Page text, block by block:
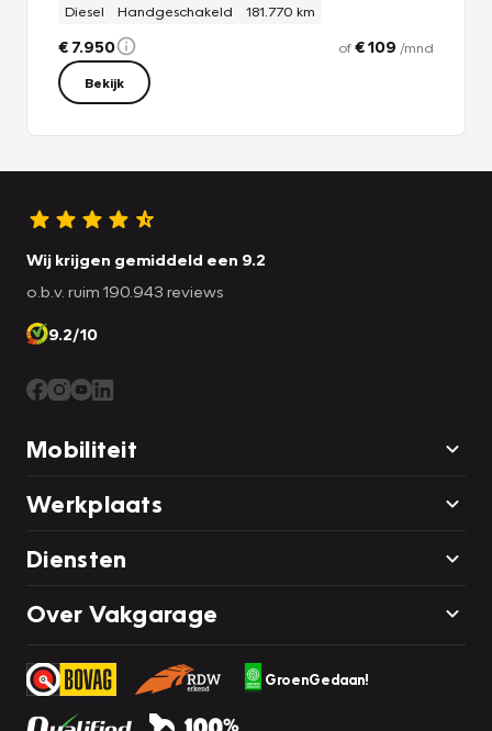
Diesel
Handgeschakeld 181.770 km
€ 7.950 of€ 109 /mnd
Bekijk
Wij krijgen gemiddeld een 9.2
o.b.v. ruim 190.943 reviews
9.2/10
Mobiliteit
Werkplaats
Diensten
Over Vakgarage
GroenGedaan!